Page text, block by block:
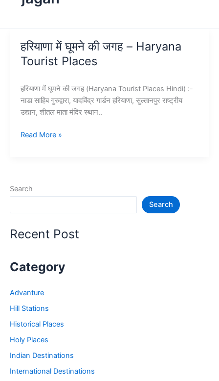
हरियाणा में घूमने की जगह – Haryana
Tourist Places
हरियाणा में घूमने की जगह (Haryana Tourist Places Hindi) :-
नाडा साहिब गुरुद्वारा, यादविंद्र गार्डन हरियाणा, सुल्तानपुर राष्ट्रीय
उद्यान, शीतल माता मंदिर स्थान..
हरियाणा
–
Read More »
Search
Search
Recent Post
Category
Advanture
Hill Stations
Historical Places
Holy Places
Indian Destinations
International Destinations